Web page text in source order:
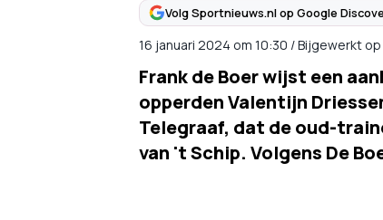
Volg Sportnieuws.nl op Google
16 januari 2024 om 10:30 /Bijgewerkt
Frank de Boer wijst een
opperden Valentijn
Telegraaf, dat de oud-
van 't Schip. Volgens De